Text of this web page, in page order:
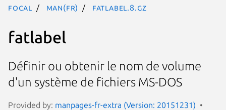
focal man(fr) fatlabel.8.gz
fatlabel
Définir ou obtenir le nom de volume
d'un système de fichiers MS-DOS
Provided by: manpages-fr-extra (Version: 20151231)